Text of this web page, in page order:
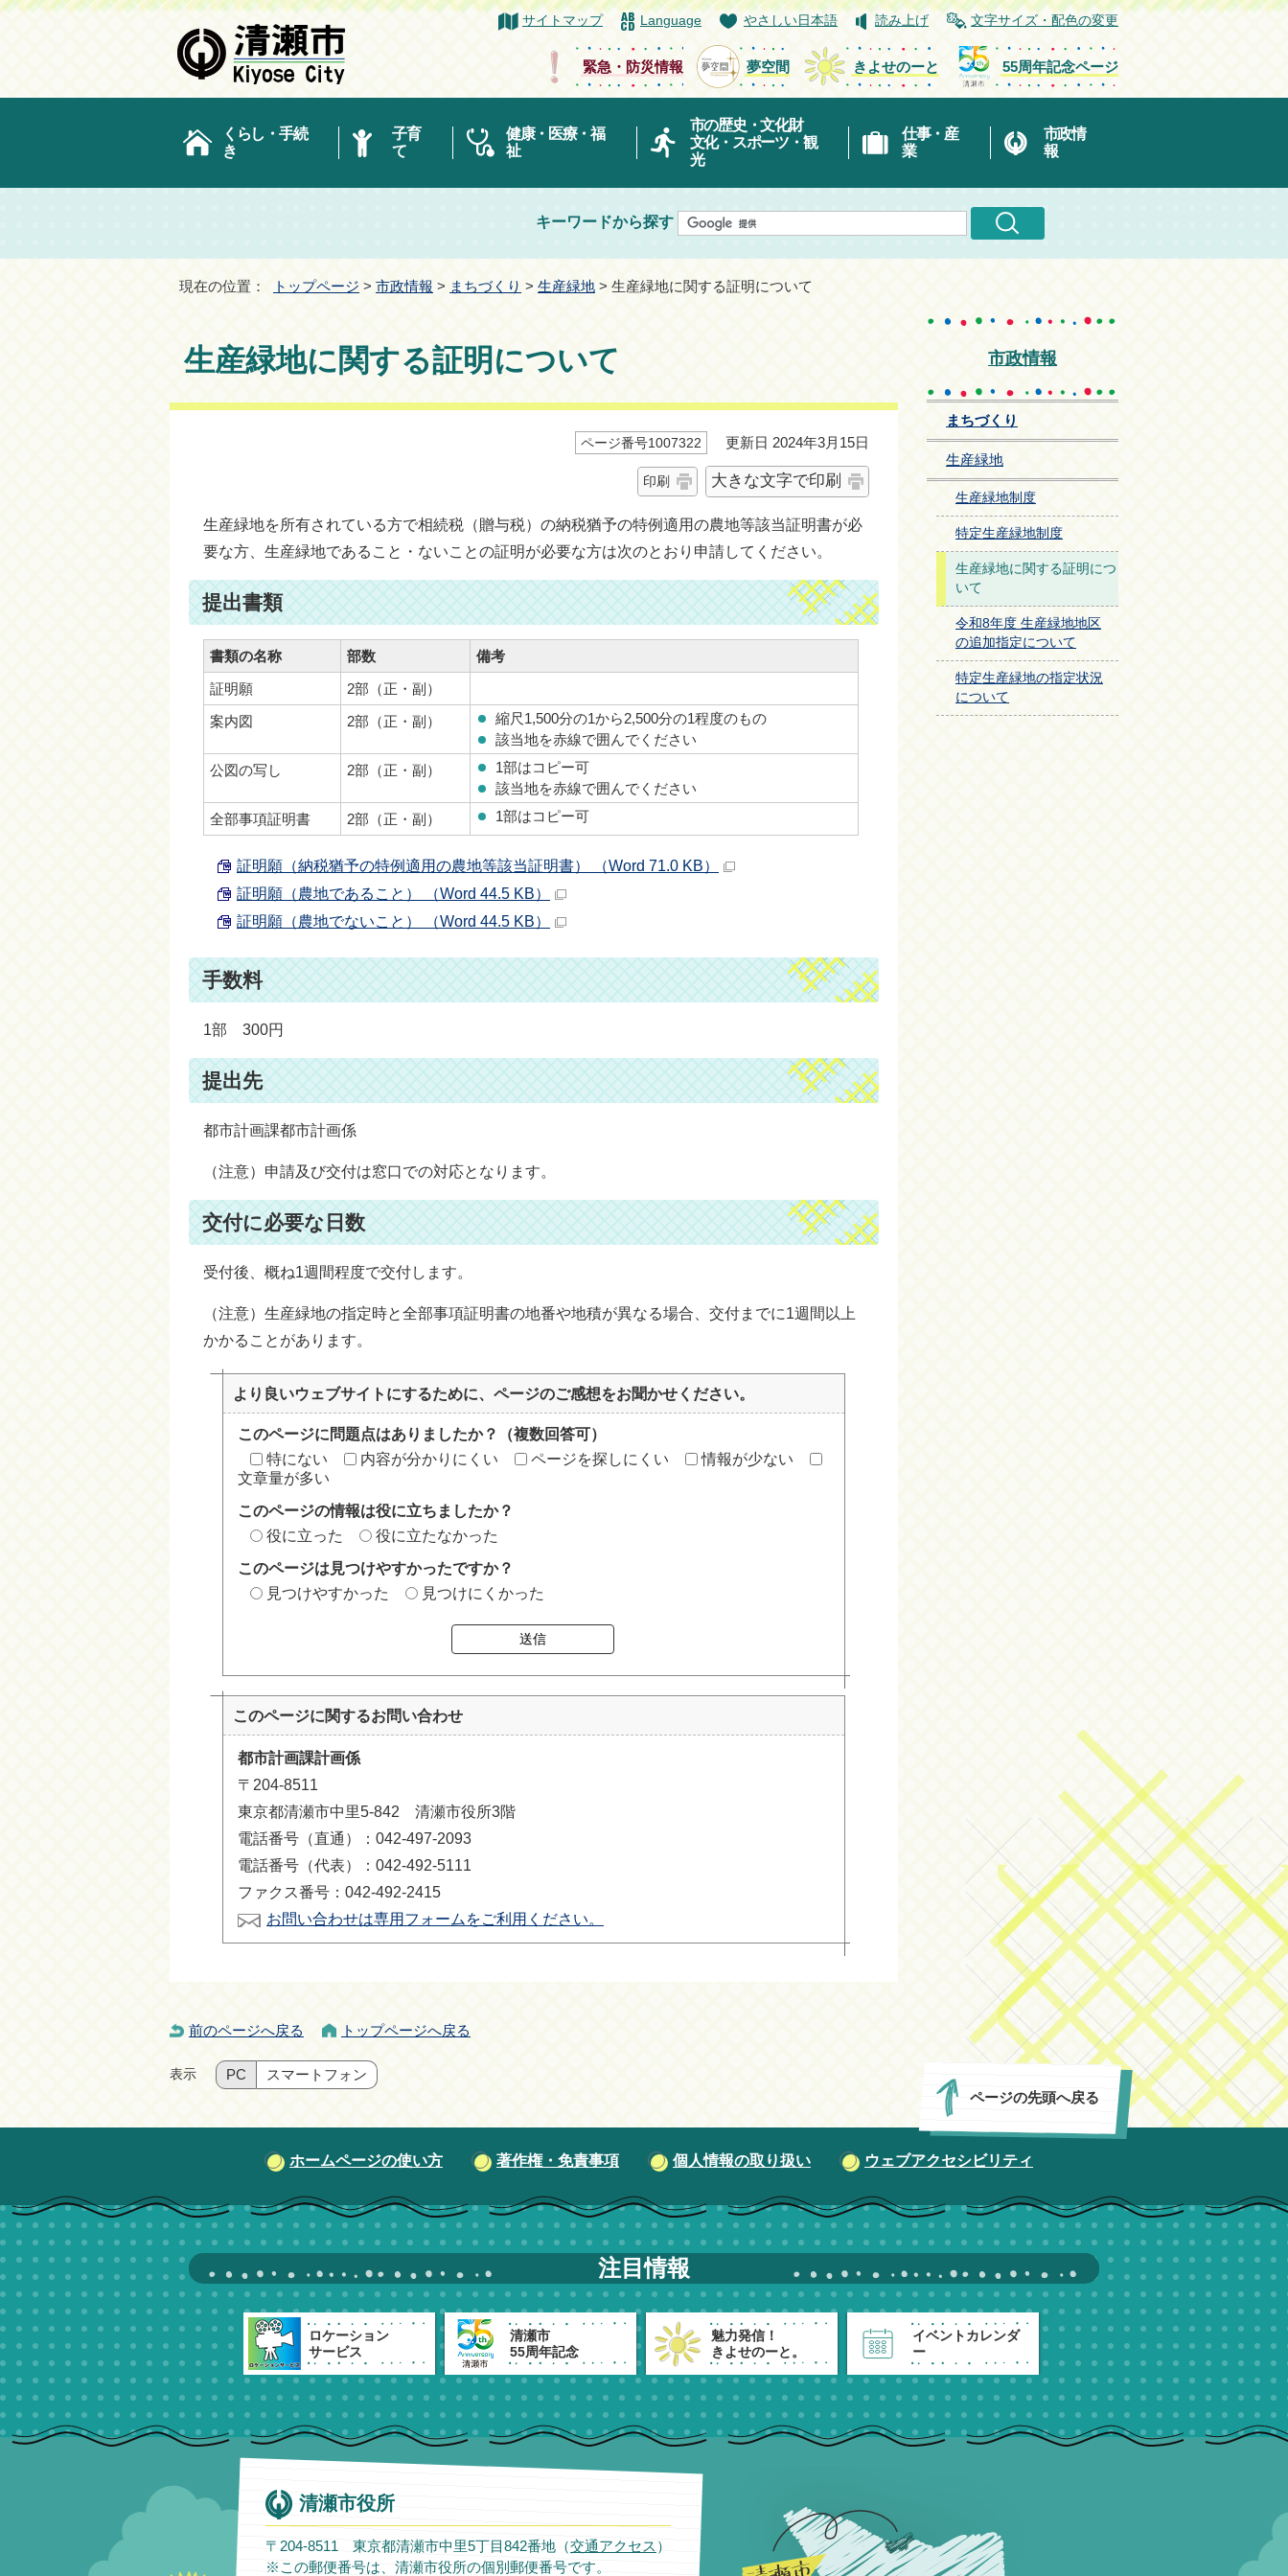
サイトマップ Language やさしい日本語 読み上げ 文字サイズ・配色の変更
緊急・防災情報 夢空間 きよせのーと 55周年記念ページ
くらし・手続
き
子育
て
健康・医療・福
祉
市の歴史・文化財
文化・スポーツ・観
光
仕事・産
業
市政情
報
キーワードから探す
現在の位置： トップページ > 市政情報 > まちづくり > 生産緑地 > 生産緑地に関する証明について
生産緑地に関する証明について
ページ番号1007322 更新日 2024年3月15日
印刷 大きな文字で印刷
生産緑地を所有されている方で相続税（贈与税）の納税猶予の特例適用の農地等該当証明書が必
要な方、生産緑地であること・ないことの証明が必要な方は次のとおり申請してください。
提出書類
書類の名称 部数
備考
証明願
2部（正・副）
案内図
2部（正・副）
縮尺1,500分の1から2,500分の1程度のもの
該当地を赤線で囲んでください
公図の写し
2部（正・副）
1部はコピー可
該当地を赤線で囲んでください
全部事項証明書
2部（正・副） 1部はコピー可
証明願（納税猶予の特例適用の農地等該当証明書） （Word 71.0 KB）
証明願（農地であること） （Word 44.5 KB）
証明願（農地でないこと） （Word 44.5 KB）
手数料
1部 300円
提出先
都市計画課都市計画係
（注意）申請及び交付は窓口での対応となります。
交付に必要な日数
受付後、概ね1週間程度で交付します。
（注意）生産緑地の指定時と全部事項証明書の地番や地積が異なる場合、交付までに1週間以上
かかることがあります。
より良いウェブサイトにするために、ページのご感想をお聞かせください。
このページに問題点はありましたか？（複数回答可）
特にない
内容が分かりにくい ページを探しにくい
情報が少ない
文章量が多い
このページの情報は役に立ちましたか？
役に立った
役に立たなかった
このページは見つけやすかったですか？
見つけやすかった
見つけにくかった
送信
このページに関するお問い合わせ
都市計画課計画係
〒204-8511
東京都清瀬市中里5-842 清瀬市役所3階
電話番号（直通）：042-497-2093
電話番号（代表）：042-492-5111
ファクス番号：042-492-2415
お問い合わせは専用フォームをご利用ください。
市政情報
まちづくり
生産緑地
生産緑地制度
特定生産緑地制度
生産緑地に関する証明につ
いて
令和8年度 生産緑地地区
の追加指定について
特定生産緑地の指定状況
について
ページの先頭へ戻る
前のページへ戻る トップページへ戻る
表示 PC スマートフォン
ホームページの使い方 著作権・免責事項 個人情報の取り扱い ウェブアクセシビリティ
注目情報
ロケーション
サービス
清瀬市
55周年記念
魅力発信！
きよせのーと。
イベントカレンダ
ー
清瀬市役所
〒204-8511 東京都清瀬市中里5丁目842番地（交通アクセス ）
※この郵便番号は、清瀬市役所の個別郵便番号です。